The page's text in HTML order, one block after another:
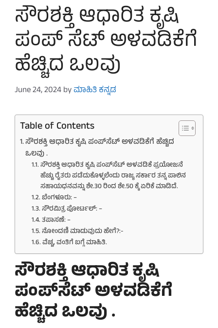
ಸೌರಶಕ್ತಿ ಆಧಾರಿತ ಕೃಷಿ
ಪಂಪ್ ಸೆಟ್ ಅಳವಡಿಕೆಗೆ
ಹೆಚ್ಚಿದ ಒಲವು
June 24, 2024byಮಾಹಿತಿ ಕನ್ನಡ
Table of Contents
ಸೌರಶಕ್ತಿ ಆಧಾರಿತ ಕೃಷಿ ಪಂಪ್‌ಸೆಟ್ ಅಳವಡಿಕೆಗೆ ಹೆಚ್ಚಿದ
ಒಲವು .
ಸೌರಶಕ್ತಿ ಆಧಾರಿತ ಕೃಷಿ ಪಂಪ್‌ಸೆಟ್ ಅಳವಡಿಕೆ ಪ್ರಯೋಜನೆ
ಹೆಚ್ಚು ರೈತರು ಪಡೆದುಕೊಳ್ಳಲೆಂದು ರಾಜ್ಯ ಸರ್ಕಾರ ತನ್ನ ಪಾಲಿನ
ಸಹಾಯಧನವನ್ನು ಶೇ.30 ರಿಂದ ಶೇ.50 ಕ್ಕೆ ಏರಿಕೆ ಮಾಡಿದೆ.
ಬೆಂಗಳೂರು: –
ಸೌರಮಿತ್ರ ಪೋರ್ಟಲ್​: –
ತಪಾಸಣೆ: –
ನೋಂದಣಿ ಮಾಡುವುದು ಹೇಗೆ?:-
ವೆಚ್ಚ, ವಂತಿಗೆ ಬಗ್ಗೆ ಮಾಹಿತಿ.
ಸೌರಶಕ್ತಿ ಆಧಾರಿತ ಕೃಷಿ
ಪಂಪ್‌ಸೆಟ್ ಅಳವಡಿಕೆಗೆ
ಹೆಚ್ಚಿದ ಒಲವು .